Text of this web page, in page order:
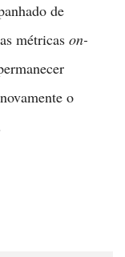
de
métricas on-
o